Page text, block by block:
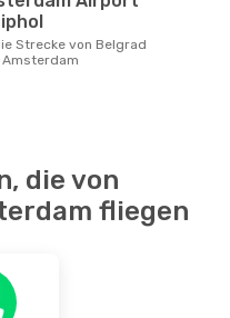
Amsterdam
die von
fliegen